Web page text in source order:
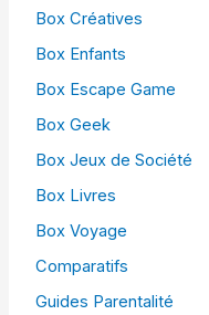
Box Créatives
Box Enfants
Box Escape Game
Box Geek
Box Jeux de Société
Box Livres
Box Voyage
Comparatifs
Guides Parentalité